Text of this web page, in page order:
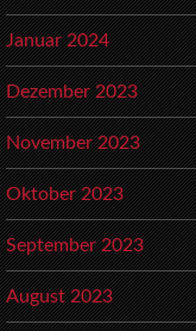
Januar 2024
Dezember 2023
November 2023
Oktober 2023
September 2023
August 2023